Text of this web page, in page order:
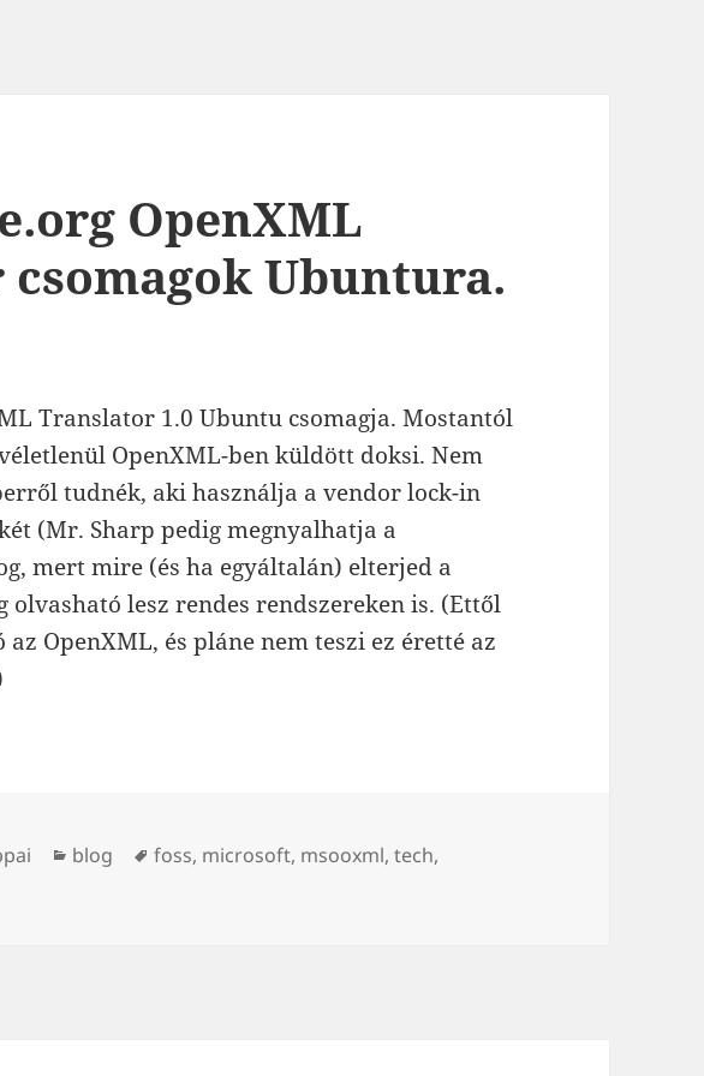
OpenXML
Ubuntura.
Translator 1.0 Ubuntu csomagja. Mostantól
OpenXML-ben küldött doksi. Nem
tudnék, aki használja a vendor lock-in
(Mr. Sharp pedig megnyalhatja a
mert mire (és ha egyáltalán) elterjed a
lesz rendes rendszereken is. (Ettől
az OpenXML, és pláne nem teszi ez éretté az
Kategória
blog Címke
foss, microsoft, msooxml,tech,